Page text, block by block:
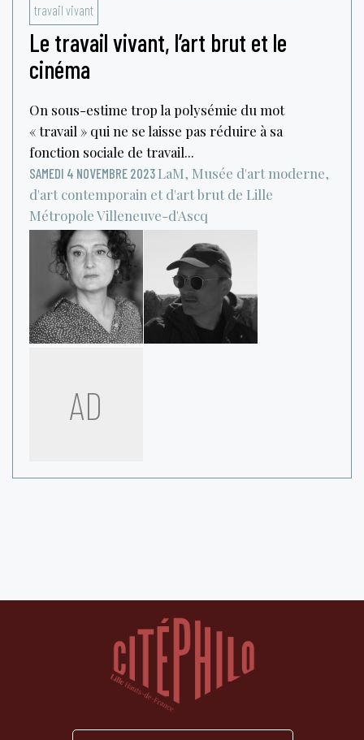
travail vivant
Le travail vivant, l’art brut et le
cinéma
On sous-estime trop la polysémie du mot
« travail » qui ne se laisse pas réduire à sa
fonction sociale de travail...
SAMEDI 4 NOVEMBRE 2023 LaM, Musée d'art moderne,
d'art contemporain et d'art brut de Lille
MétropoleVilleneuve-d'Ascq
AD